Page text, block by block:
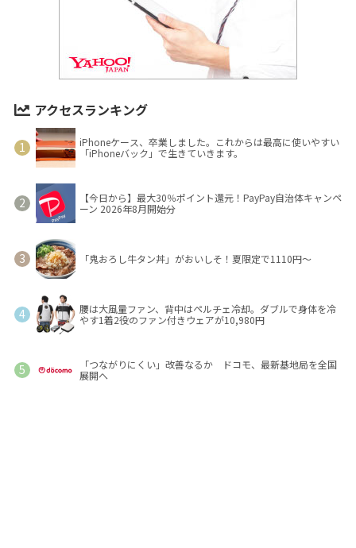
アクセスランキング
iPhoneケース、卒業しました。これからは最高に使いやすい
「iPhoneバック」で生きていきます。
【今日から】最大30％ポイント還元！PayPay自治体キャンペ
ーン 2026年8月開始分
「鬼おろし牛タン丼」がおいしそ！夏限定で1110円～
腰は大風量ファン、背中はペルチェ冷却。ダブルで身体を冷
やす1着2役のファン付きウェアが10,980円
「つながりにくい」改善なるか ドコモ、最新基地局を全国
展開へ